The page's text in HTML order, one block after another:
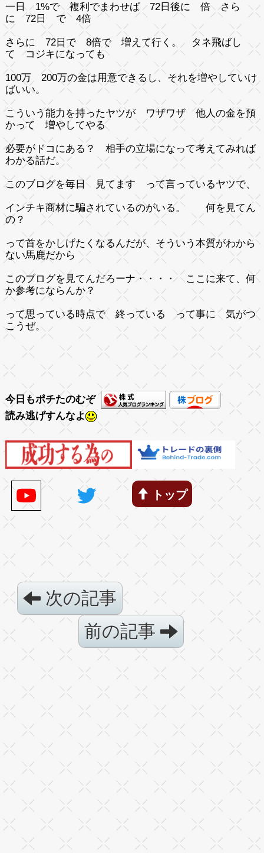
一日 1%で 複利でまわせば 72日後に 倍 さら
に 72日 で 4倍
さらに 72日で 8倍で 増えて行く。 タネ飛ばし
て コジキになっても
100万 200万の金は用意できるし、それを増やしていけ
ばいい。
こういう能力を持ったヤツが ワザワザ 他人の金を預
かって 増やしてやる
必要がドコにある？ 相手の立場になって考えてみれば
わかる話だ。
このブログを毎日 見てます って言っているヤツで、
インチキ商材に騙されているのがいる。 何を見てん
の？
って首をかしげたくなるんだが、そういう本質がわから
ない馬鹿だから
このブログを見てんだろーナ・・・・ ここに来て、何
か参考にならんか？
って思っている時点で 終っている って事に 気がつ
こうぜ。
今日もポチたのむぞ
読み逃げすんなよ
トップ
次の記事
前の記事